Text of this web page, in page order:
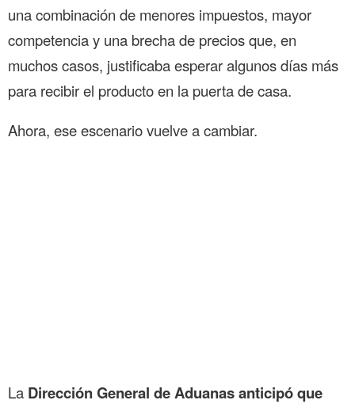
una combinación de menores impuestos, mayor
competencia y una brecha de precios que, en
muchos casos, justificaba esperar algunos días más
para recibir el producto en la puerta de casa.
Ahora, ese escenario vuelve a cambiar.
La Dirección General de Aduanas anticipó que